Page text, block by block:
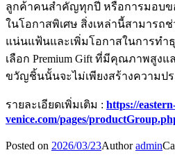
ลูกค้าคนสำคัญทุกปี หรือการมอบ
ในโอกาสพิเศษ สิ่งเหล่านี้สามารถ
แน่นแฟ้นและเพิ่มโอกาสในการทำ
เลือก Premium Gift ที่มีคุณภาพสูง
ขวัญชิ้นนั้นจะไม่เพียงสร้างความป
รายละเอียดเพิ่มเติม : https://
venice.com/pages/
Posted on 2026/03/23Authoradmin